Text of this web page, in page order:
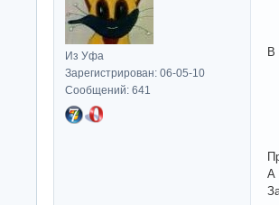
Из Уфа
Зарегистрирован: 06-05-10
Сообщений: 641
В
А